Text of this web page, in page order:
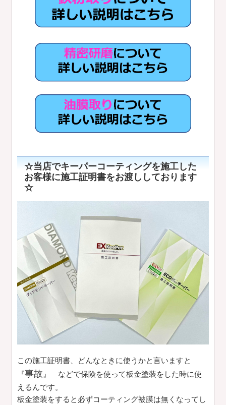
☆当店でキーパーコーティングを施工した
お客様に施工証明書をお渡ししております
☆
この施工証明書、どんなときに使うかと言いますと
『事故 』 などで保険を使って板金塗装をした時に使
えるんです。
板金塗装をすると必ずコーティング被膜は無くなってし